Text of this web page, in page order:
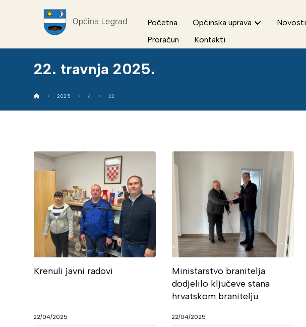
Početna Općinska uprava Novosti
Proračun
Kontakti
22. travnja 2025.
2025 4 22
Krenuli javni radovi
22/04/2025
Ministarstvo branitelja
dodjelilo ključeve stana
hrvatskom branitelju
22/04/2025